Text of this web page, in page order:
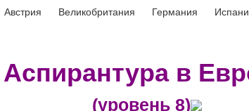
Австрия Великобритания Германия
Аспирантура в
(уровень 8)